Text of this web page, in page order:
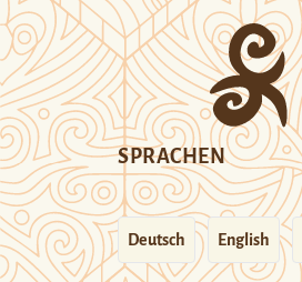
SPRACHEN
Deutsch English